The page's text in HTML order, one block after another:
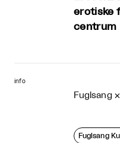
erotiske
centrum
info
Fuglsang
Fuglsang